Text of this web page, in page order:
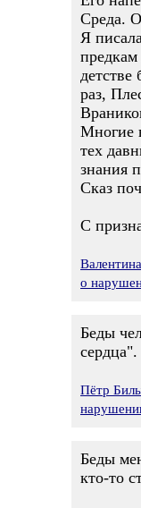
Среда.
Я
предкам
детстве
раз,
Многие
тех
знания
Сказ
С
о
Беды
сердца".
Пётр
Беды
кто-то